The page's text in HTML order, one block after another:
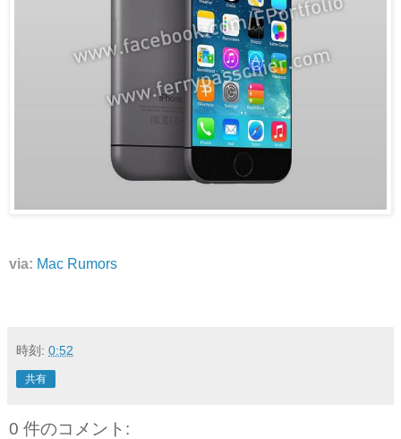
via: Mac Rumors
時刻: 0:52
共有
0 件のコメント: